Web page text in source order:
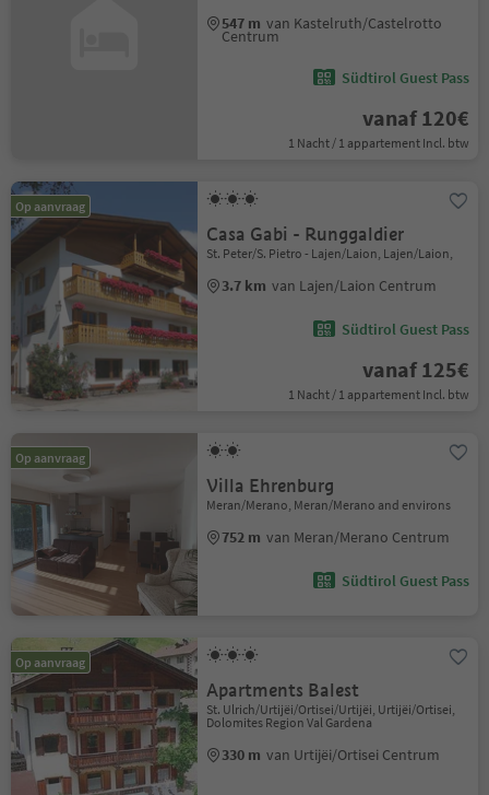
547 m van Kastelruth/Castelrotto
Centrum
Südtirol Guest Pass
vanaf 120€
1 Nacht / 1 appartement Incl. btw
Op aanvraag
Casa Gabi - Runggaldier
St. Peter/S. Pietro - Lajen/Laion, Lajen/Laion,
3.7 km van Lajen/Laion Centrum
Südtirol Guest Pass
vanaf 125€
1 Nacht / 1 appartement Incl. btw
Op aanvraag
Villa Ehrenburg
Meran/Merano, Meran/Merano and environs
752 m van Meran/Merano Centrum
Südtirol Guest Pass
Op aanvraag
Apartments Balest
St. Ulrich/Urtijëi/Ortisei/Urtijëi, Urtijëi/Ortisei,
Dolomites Region Val Gardena
330 m van Urtijëi/Ortisei Centrum